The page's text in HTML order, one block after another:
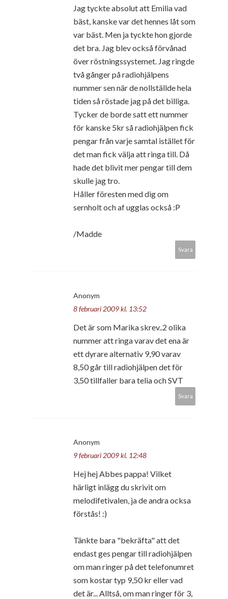
Jag tyckte absolut att Emilia vad
bäst, kanske var det hennes låt som
var bäst. Men ja tyckte hon gjorde
det bra. Jag blev också förvånad
över röstningssystemet. Jag ringde
två gånger på radiohjälpens
nummer sen när de nollställde hela
tiden så röstade jag på det billiga.
Tycker de borde satt ett nummer
för kanske 5kr så radiohjälpen fick
pengar från varje samtal istället för
det man fick välja att ringa till. Då
hade det blivit mer pengar till dem
skulle jag tro.
Håller föresten med dig om
sernholt och af ugglas också :P
/Madde
Svara
Anonym
8 februari 2009 kl. 13:52
Det är som Marika skrev..2 olika
nummer att ringa varav det ena är
ett dyrare alternativ 9,90 varav
8,50 går till radiohjälpen det för
3,50 tillfaller bara telia och SVT
Svara
Anonym
9 februari 2009 kl. 12:48
Hej hej Abbes pappa! Vilket
härligt inlägg du skrivit om
melodifetivalen, ja de andra ocksa
förstås! :)
Tänkte bara "bekräfta" att det
endast ges pengar till radiohjälpen
om man ringer på det telefonumret
som kostar typ 9,50 kr eller vad
det är... Alltså, om man ringer för 3,